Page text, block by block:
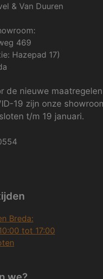
& Van Duuren
469
Hazepad 17)
de nieuwe maatregelen
19 zijn onze
t/m 19 januari.
Breda:
tot 17:00